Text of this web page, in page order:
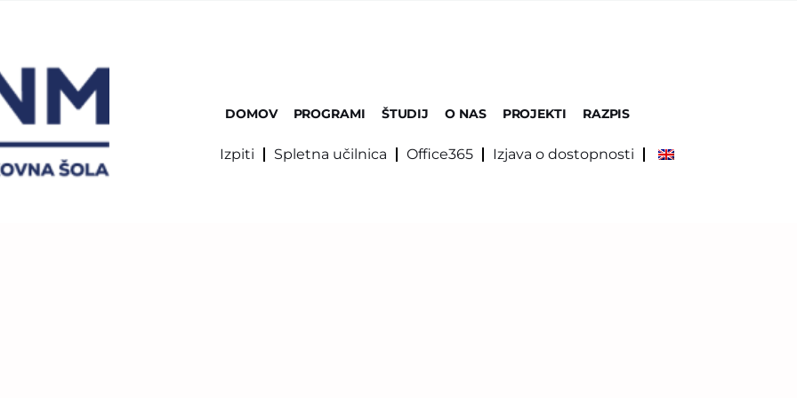
DOMOV PROGRAMI ŠTUDIJ O NAS PROJEKTI RAZPIS
Izpiti Spletna učilnica Office365 Izjava o dostopnosti